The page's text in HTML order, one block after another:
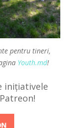
pentru tineri,
Youth.md!
inițiativele